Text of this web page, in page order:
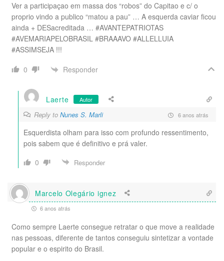
Ver a participaçao em massa dos “robos” do Capitao e c/ o
proprio vindo a publico “matou a pau” … A esquerda caviar ficou
ainda + DESacreditada … #AVANTEPATRIOTAS
#AVEMARIAPELOBRASIL #BRAAAVO #ALLELLUIA
#ASSIMSEJA !!!
0
Responder
Laerte Autor
Reply to Nunes S. Marli 6 anos atrás
Esquerdista olham para isso com profundo ressentimento,
pois sabem que é definitivo e prá valer.
0
Responder
Marcelo Olegário ignez
6 anos atrás
Como sempre Laerte consegue retratar o que move a realidade
nas pessoas, diferente de tantos conseguiu sintetizar a vontade
popular e o espirito do Brasil.